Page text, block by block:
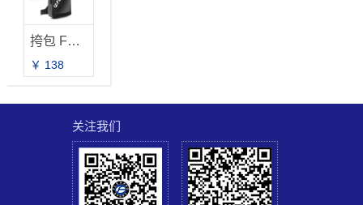
挎包 FB-2032 新品上市
￥ 138
关注我们